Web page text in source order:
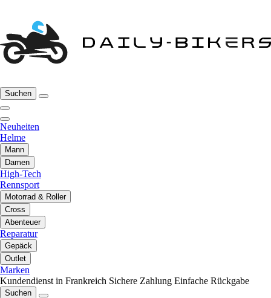
Suchen
Neuheiten
Helme
Mann
Damen
High-Tech
Rennsport
Motorrad & Roller
Cross
Abenteuer
Reparatur
Gepäck
Outlet
Marken
Kundendienst in Frankreich Sichere Zahlung Einfache Rückgabe
Suchen